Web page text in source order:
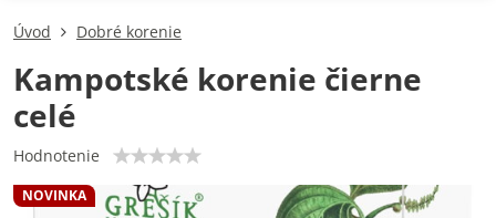
NOVINKA
Úvod Dobré korenie
Kampotské korenie čierne
celé
Hodnotenie